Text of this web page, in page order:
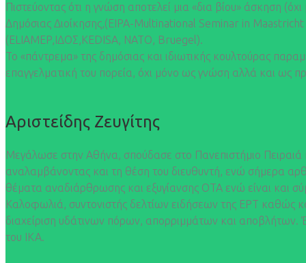
Πιστεύοντας ότι η γνώση αποτελεί μια «δια βίου» άσκηση
Δημόσιας Διοίκησης,(EIPA-Multinational Seminar in
(ELIAMEP,ΙΔΟΣ,KEDISA, ΝΑΤΟ, Bruegel).
Το «πάντρεμα» της δημόσιας και ιδιωτικής κουλτούρας
επαγγελματική του πορεία, όχι μόνο ως γνώση αλλά και ως
Αριστείδης Ζευγίτης
Μεγάλωσε στην Αθήνα, σπούδασε στο Πανεπιστήμιο Πειραιά
αναλαμβάνοντας και τη θέση του διευθυντή, ενώ σήμερα
θέματα αναδιάρθρωσης και εξυγίανσης ΟΤΑ ενώ είναι και
Καλοφωλιά, συντονιστής δελτίων ειδήσεων της ΕΡΤ καθώς
διαχείριση υδάτινων πόρων, απορριμμάτων και αποβλήτων.
του ΙΚΑ.